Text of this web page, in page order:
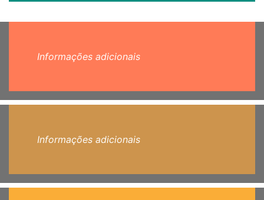
Informações adicionais
Informações adicionais